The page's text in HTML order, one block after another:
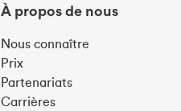
À propos de nous
Nous connaître
Prix
Partenariats
Carrières